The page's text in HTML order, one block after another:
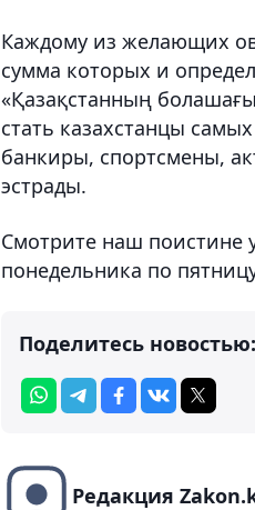
Каждому из желающих
сумма которых и
«Қазақстанның болашағы
стать казахстанцы
банкиры, спортсмены,
эстрады.
Смотрите наш поистине
понедельника по
Поделитесь новостью:
Редакция